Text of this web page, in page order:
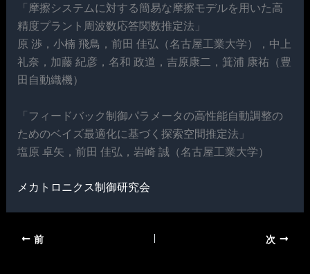
「摩擦システムに対する簡易な摩擦モデルを用いた高
精度プラント周波数応答関数推定法」
原 渉，小楠 飛鳥，前田 佳弘（名古屋工業大学），中上
礼奈，加藤 紀彦，名和 政道，吉原康二，箕浦 康祐（豊
田自動織機）
「フィードバック制御パラメータの高性能自動調整の
ためのベイズ最適化に基づく探索空間推定法」
塩原 卓矢，前田 佳弘，岩崎 誠（名古屋工業大学）
メカトロニクス制御研究会
前 次